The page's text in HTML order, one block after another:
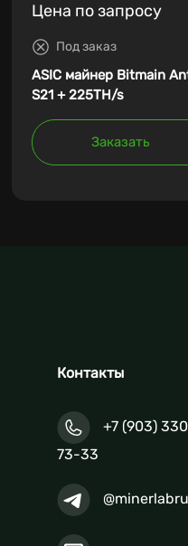
Цена по запросу
Под заказ
ASIC майнер Bitmain
S21 + 225TH/s
Заказать
Контакты
+7 (903)
73-33
@minerlabru